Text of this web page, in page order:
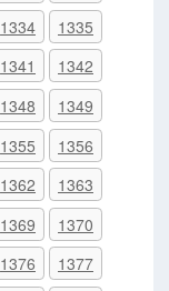
1334
1335
1341
1342
1348
1349
1355
1356
1362
1363
1369
1370
1376
1377